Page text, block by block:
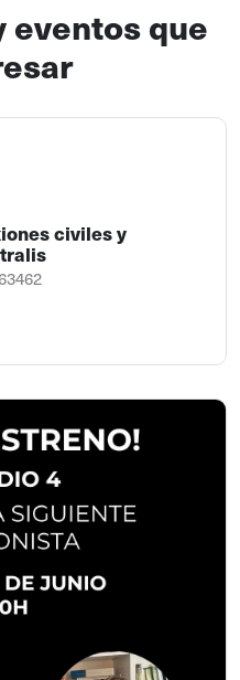
eventos que
civiles y